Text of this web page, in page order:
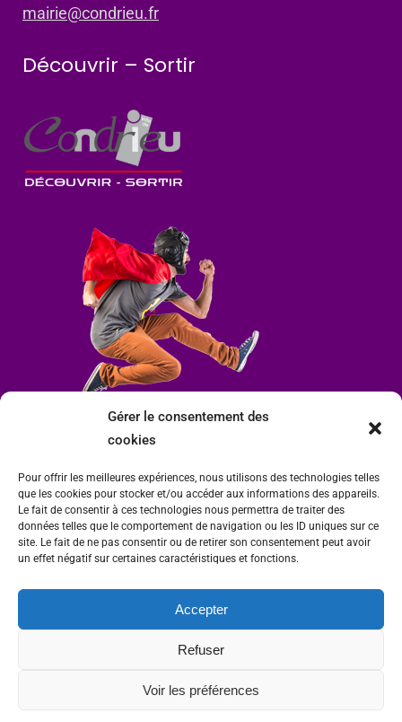
Gérer le consentement des
cookies
Pour offrir les meilleures expériences, nous utilisons des technologies telles
que les cookies pour stocker et/ou accéder aux informations des appareils.
Le fait de consentir à ces technologies nous permettra de traiter des
données telles que le comportement de navigation ou les ID uniques sur ce
site. Le fait de ne pas consentir ou de retirer son consentement peut avoir
un effet négatif sur certaines caractéristiques et fonctions.
Accepter
Refuser
Voir les préférences
mairie@condrieu.fr
Découvrir – Sortir
Mairie de Condrieu | Copyright © 2023 |Mentions légales
Thierry Caizes Freelance| Photos parOmbre et Matière - Photographe